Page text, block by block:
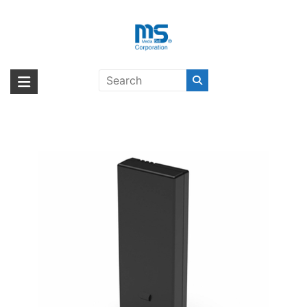
海外輸入ブランド商品｜株式会社
海外事業部が取り揃えている海外輸入商品には、日本では珍しい「海外ブ
ランド」をはじめ「ユニークな商品」「機能的な商品」「コストパフォー
1 Battery〔ライズ〕